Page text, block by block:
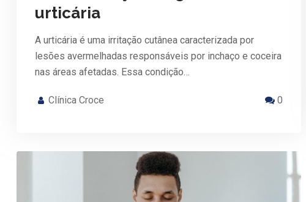
urticária
A urticária é uma irritação cutânea caracterizada por
lesões avermelhadas responsáveis por inchaço e coceira
nas áreas afetadas. Essa condição…
Clínica Croce 0